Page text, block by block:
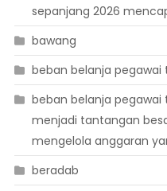
sepanjang 2026
bawang
beban belanja
beban belanja
menjadi tantangan
mengelola anggaran
beradab